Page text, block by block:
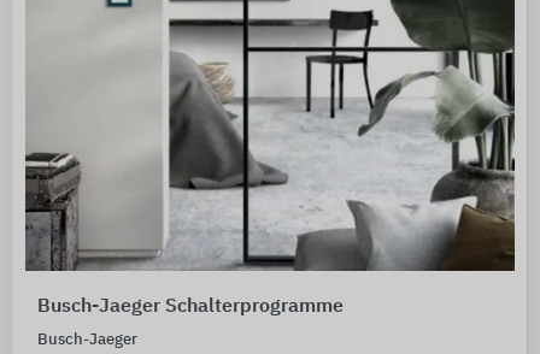
Busch-Jaeger Schalterprogramme
Busch-Jaeger